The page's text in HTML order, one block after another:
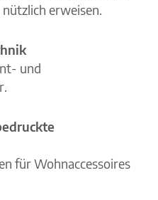
erweisen.
und
für Wohnaccessoires